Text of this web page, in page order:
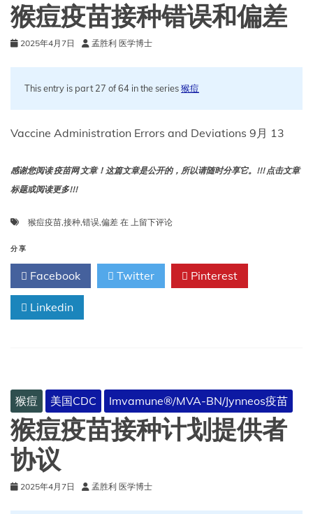
猴痘疫苗接种错误和偏差
2025年4月7日 孟胜利 医学博士
This entry is part 27 of 64 in the series猴痘
Vaccine Administration Errors and Deviations 9月 13
感谢您阅读 疫苗网 文章！这篇文章是公开的，所以请随时分享它。!!! 点击文章
标题或阅读更多!!!
猴痘疫苗,接种,错误,偏差 在 猴
苗
接
种
上留下评论
分享
Facebook Twitter Pinterest
Linkedin
猴痘 美国CDC Imvamune®/MVA-BN/Jynneos疫苗
猴痘疫苗接种计划提供者
协议
2025年4月7日 孟胜利 医学博士